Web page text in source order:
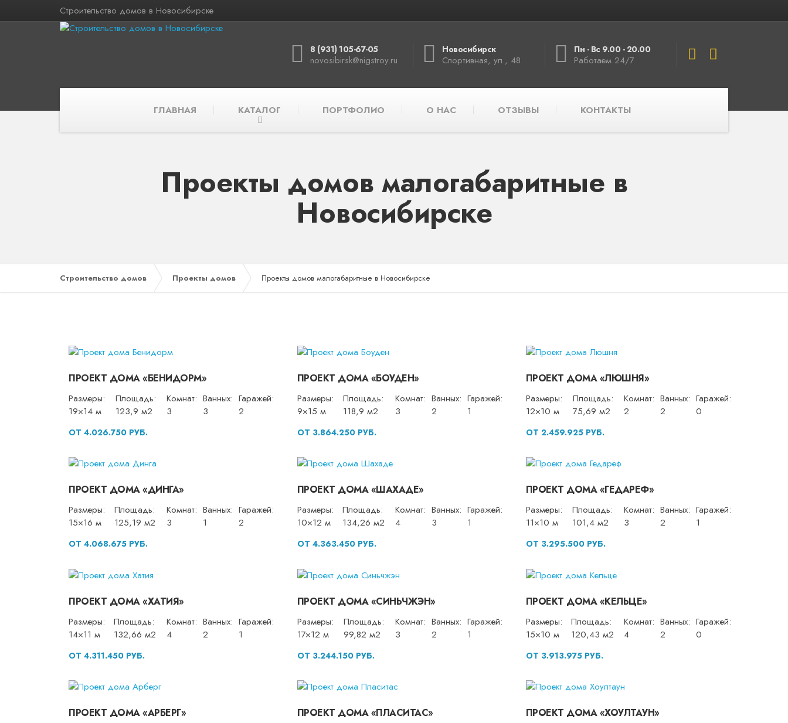
Строительство домов в Новосибирске
8 (931) 105-67-05
novosibirsk@nigstroy.ru
Новосибирск
Спортивная, ул., 48
Пн - Вс 9.00 - 20.00
Работаем 24/7
ГЛАВНАЯ КАТАЛОГ ПОРТФОЛИО О НАС ОТЗЫВЫ КОНТАКТЫ
Проекты домов малогабаритные в
Новосибирске
Строительство домов Проекты домов Проекты домов малогабаритные в Новосибирске
ПРОЕКТ ДОМА «БЕНИДОРМ»
Размеры:
19×14 м
Площадь:
123,9 м2
Комнат:
3
Ванных:
3
Гаражей:
2
ОТ 4.026.750 РУБ.
ПРОЕКТ ДОМА «БОУДЕН»
Размеры:
9×15 м
Площадь:
118,9 м2
Комнат:
3
Ванных:
2
Гаражей:
1
ОТ 3.864.250 РУБ.
ПРОЕКТ ДОМА «ЛЮШНЯ»
Размеры:
12×10 м
Площадь:
75,69 м2
Комнат:
2
Ванных:
2
Гаражей:
0
ОТ 2.459.925 РУБ.
ПРОЕКТ ДОМА «ДИНГА»
Размеры:
15×16 м
Площадь:
125,19 м2
Комнат:
3
Ванных:
1
Гаражей:
2
ОТ 4.068.675 РУБ.
ПРОЕКТ ДОМА «ШАХАДЕ»
Размеры:
10×12 м
Площадь:
134,26 м2
Комнат:
4
Ванных:
3
Гаражей:
1
ОТ 4.363.450 РУБ.
ПРОЕКТ ДОМА «ГЕДАРЕФ»
Размеры:
11×10 м
Площадь:
101,4 м2
Комнат:
3
Ванных:
2
Гаражей:
1
ОТ 3.295.500 РУБ.
ПРОЕКТ ДОМА «ХАТИЯ»
Размеры:
14×11 м
Площадь:
132,66 м2
Комнат:
4
Ванных:
2
Гаражей:
1
ОТ 4.311.450 РУБ.
ПРОЕКТ ДОМА «СИНЬЧЖЭН»
Размеры:
17×12 м
Площадь:
99,82 м2
Комнат:
3
Ванных:
2
Гаражей:
1
ОТ 3.244.150 РУБ.
ПРОЕКТ ДОМА «КЕЛЬЦЕ»
Размеры:
15×10 м
Площадь:
120,43 м2
Комнат:
4
Ванных:
2
Гаражей:
0
ОТ 3.913.975 РУБ.
ПРОЕКТ ДОМА «АРБЕРГ» ПРОЕКТ ДОМА «ПЛАСИТАС» ПРОЕКТ ДОМА «ХОУЛТАУН»